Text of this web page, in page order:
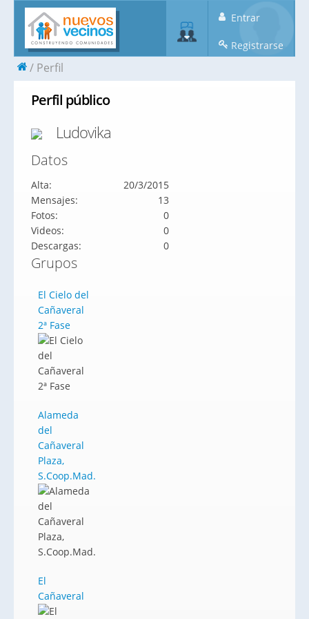
Entrar
Registrarse
Perfil
Perfil público
Ludovika
Datos
Alta:
20/3/2015
Mensajes:
13
Fotos:
0
Videos:
0
Descargas:
0
Grupos
El Cielo del
Cañaveral
2ª Fase
Alameda
del
Cañaveral
Plaza,
S.Coop.Mad.
El
Cañaveral